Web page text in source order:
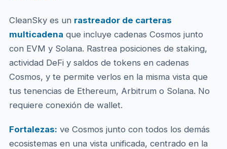
CleanSky es un rastreador de carteras
multicadena que incluye cadenas Cosmos junto
con EVM y Solana. Rastrea posiciones de staking,
actividad DeFi y saldos de tokens en cadenas
Cosmos, y te permite verlos en la misma vista que
tus tenencias de Ethereum, Arbitrum o Solana. No
requiere conexión de wallet.
Fortalezas: ve Cosmos junto con todos los demás
ecosistemas en una vista unificada, centrado en la